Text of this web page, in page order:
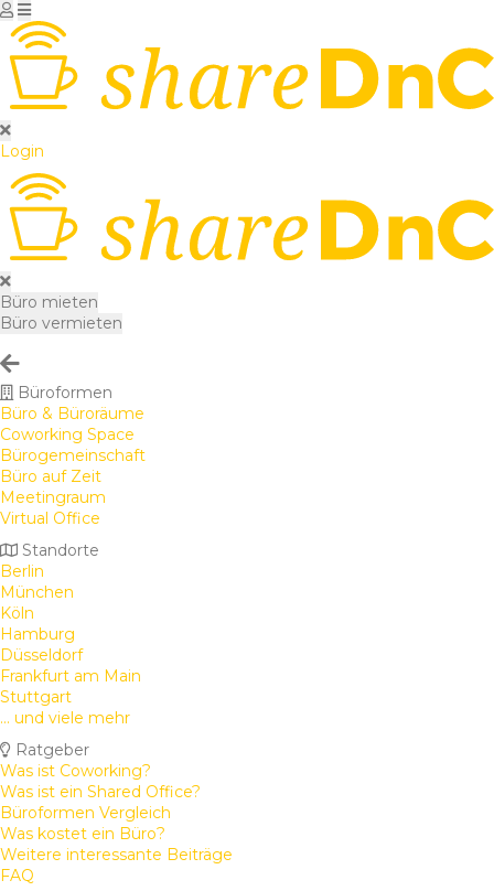
Login
Büro mieten
Büro vermieten
Büroformen
Büro & Büroräume
Coworking Space
Bürogemeinschaft
Büro auf Zeit
Meetingraum
Virtual Office
Standorte
Berlin
München
Köln
Hamburg
Düsseldorf
Frankfurt am Main
Stuttgart
... und viele mehr
Ratgeber
Was ist Coworking?
Was ist ein Shared Office?
Büroformen Vergleich
Was kostet ein Büro?
Weitere interessante Beiträge
FAQ